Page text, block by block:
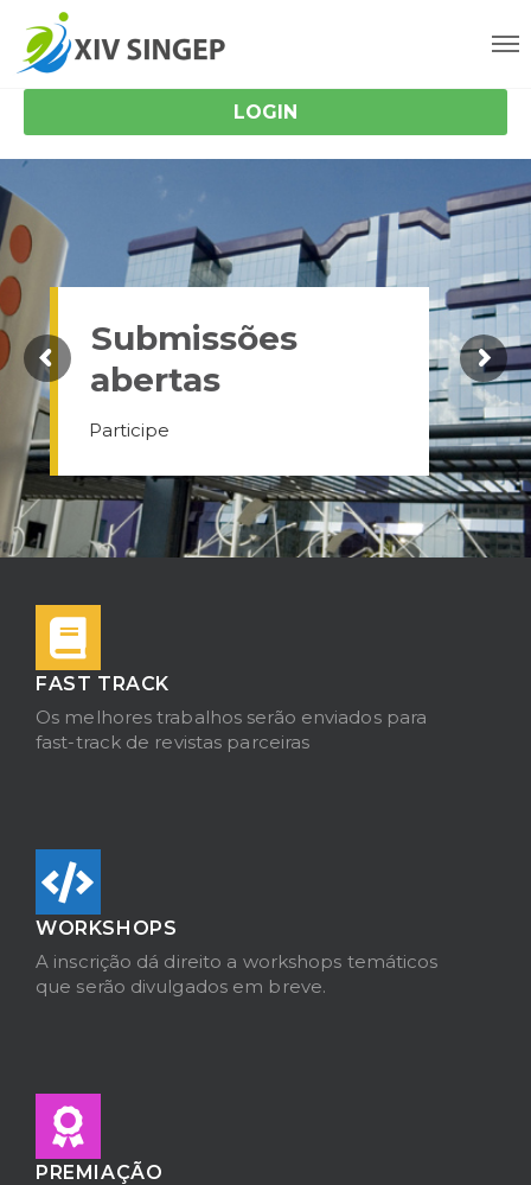
LOGIN
Submissões
abertas
Participe
FAST TRACK
Os melhores trabalhos serão enviados para
fast-track de revistas parceiras
WORKSHOPS
A inscrição dá direito a workshops temáticos
que serão divulgados em breve.
PREMIAÇÃO